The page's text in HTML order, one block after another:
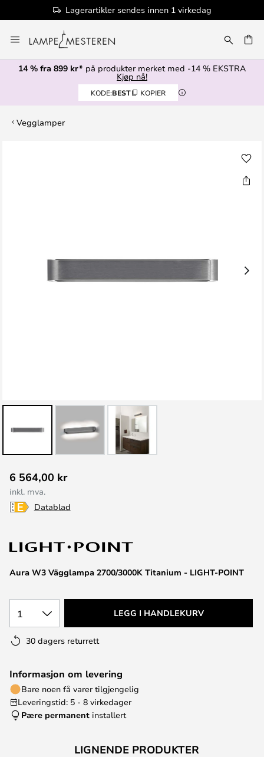
Lagerartikler sendes innen 1 virkedag
til
innhold
14 % fra 899 kr* på produkter merket med -14 % EKSTRA
Kjøp nå!
KODE:BEST KOPIER
Vegglamper
til
begynnelsen
av
Aura W3 Vägglampa 2700/3000K Titanium - LIGHT-POINT
6 564,00 kr
inkl. mva.
Datablad
1 LEGG I HANDLEKURV
30 dagers returrett
Informasjon om levering
Bare noen få varer tilgjengelig
Leveringstid: 5 - 8 virkedager
Pære permanent installert
LIGNENDE PRODUKTER